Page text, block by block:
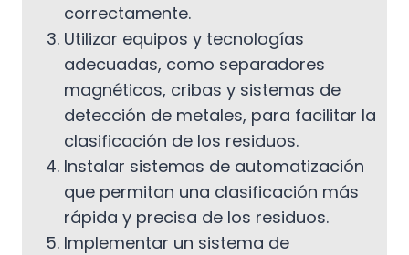
correctamente.
Utilizar equipos y tecnologías
adecuadas, como separadores
magnéticos, cribas y sistemas de
detección de metales, para facilitar la
clasificación de los residuos.
Instalar sistemas de automatización
que permitan una clasificación más
rápida y precisa de los residuos.
Implementar un sistema de